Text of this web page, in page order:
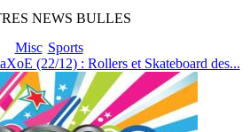
NEWS BULLES
Misc Sports
(22/12) : Rollers et Skateboard des...